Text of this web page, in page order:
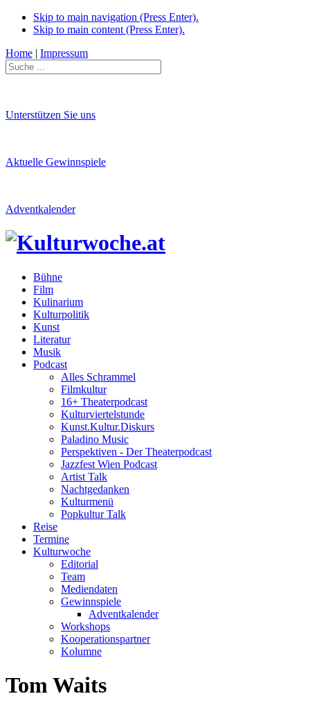
Skip to main navigation (Press Enter).
Skip to main content (Press Enter).
Home | Impressum
Unterstützen Sie uns
Aktuelle Gewinnspiele
Adventkalender
Bühne
Film
Kulinarium
Kulturpolitik
Kunst
Literatur
Musik
Podcast
Alles Schrammel
Filmkultur
16+ Theaterpodcast
Kulturviertelstunde
Kunst.Kultur.Diskurs
Paladino Music
Perspektiven - Der Theaterpodcast
Jazzfest Wien Podcast
Artist Talk
Nachtgedanken
Kulturmenü
Popkultur Talk
Reise
Termine
Kulturwoche
Editorial
Team
Mediendaten
Gewinnspiele
Adventkalender
Workshops
Kooperationspartner
Kolumne
Tom Waits